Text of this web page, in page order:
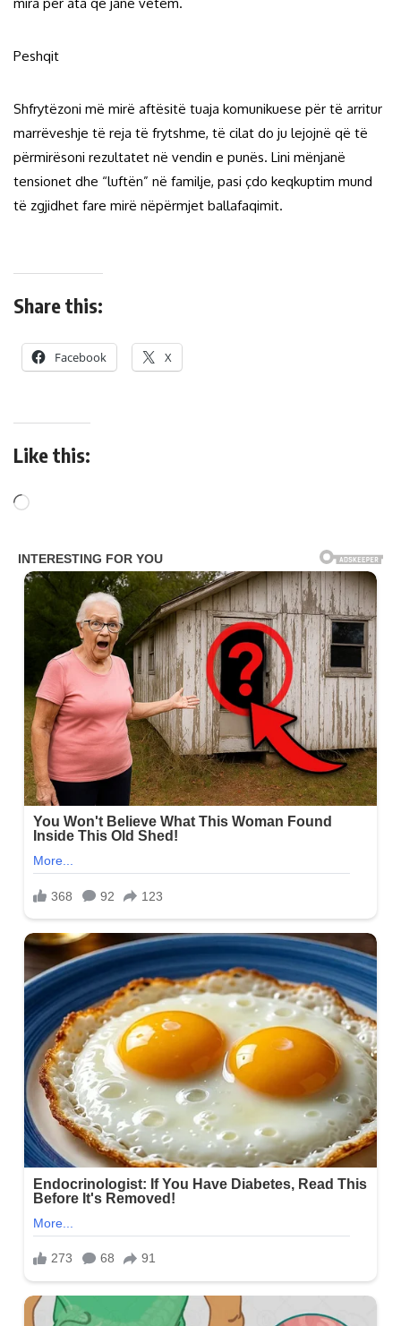
Peshqit
Shfrytëzoni më mirë aftësitë tuaja komunikuese për të arritur
marrëveshje të reja të frytshme, të cilat do ju lejojnë që të
përmirësoni rezultatet në vendin e punës. Lini mënjanë
tensionet dhe “luftën” në familje, pasi çdo keqkuptim mund
të zgjidhet fare mirë nëpërmjet ballafaqimit.
Share this:
Facebook X
Like this: